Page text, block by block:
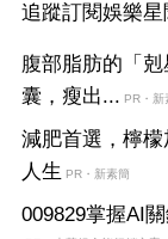
追蹤訂閱娛樂
腹部脂肪的「
囊，瘦出... PR・新
減肥首選，檸
人生
PR・新素簡
009829掌握AI